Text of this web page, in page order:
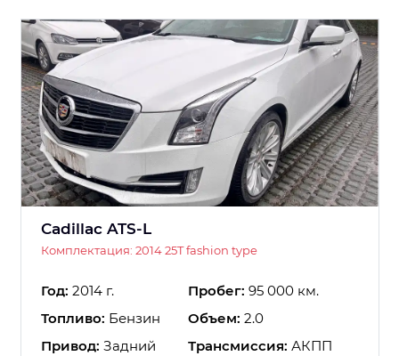
Cadillac ATS-L
Комплектация: 2014 25T fashion type
Год: 2014 г. Пробег: 95 000 км.
Топливо: Бензин Объем: 2.0
Привод: Задний Трансмиссия: АКПП